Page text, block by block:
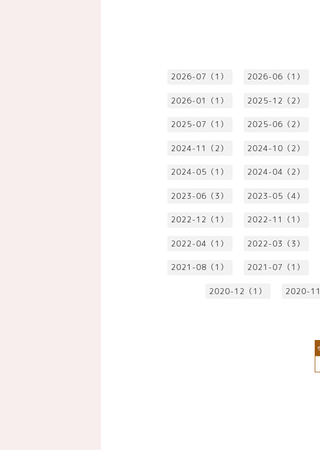
2026-07（1） 2026-06（1）
2026-01（1） 2025-12（2）
2025-07（1） 2025-06（2）
2024-11（2） 2024-10（2）
2024-05（1） 2024-04（2）
2023-06（3） 2023-05（4）
2022-12（1） 2022-11（1）
2022-04（1） 2022-03（3）
2021-08（1） 2021-07（1）
2020-12（1） 2020-11